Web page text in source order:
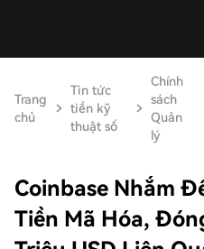
Trang
chủ
Tin tức
tiền kỹ
thuật số
Chính
sách
Quản
lý
Coinbase Nhắm
Tiền Mã Hóa,